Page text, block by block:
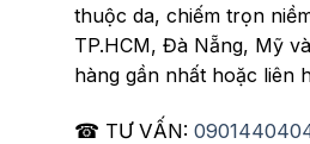
thuộc da, chiếm trọn
TP.HCM, Đà Nẵng, Mỹ
hàng gần nhất hoặc liên
☎ TƯ VẤN: